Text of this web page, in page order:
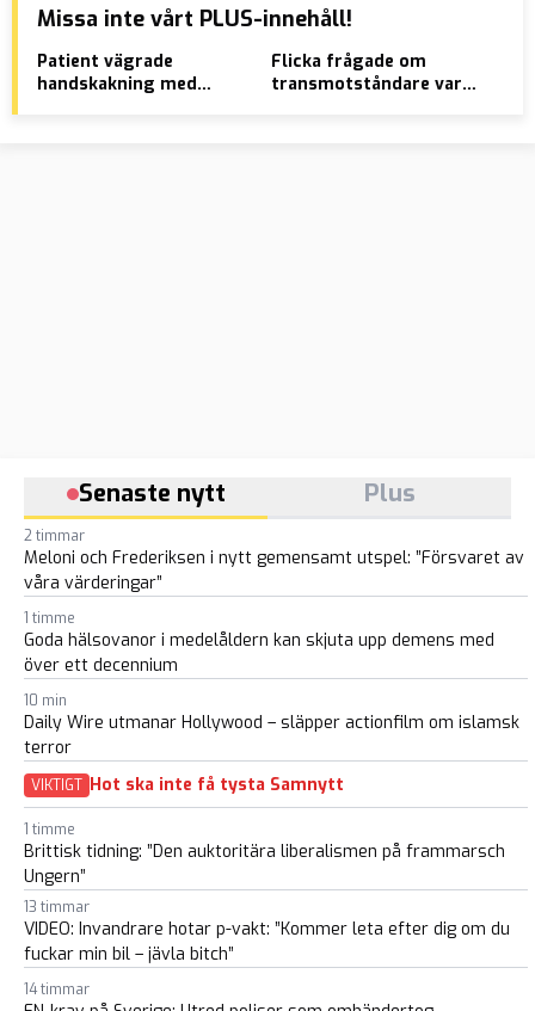
Missa inte vårt PLUS-innehåll!
Patient vägrade
handskakning med
Flicka frågade om
transmotståndare var
Senaste nytt Plus
2 timmar
Meloni och Frederiksen i nytt gemensamt utspel: ”Försvaret av
våra värderingar”
1 timme
Goda hälsovanor i medelåldern kan skjuta upp demens med
över ett decennium
10 min
Daily Wire utmanar Hollywood – släpper actionfilm om islamsk
terror
VIKTIGT Hot ska inte få tysta Samnytt
1 timme
Brittisk tidning: ”Den auktoritära liberalismen på frammarsch
Ungern”
13 timmar
VIDEO: Invandrare hotar p-vakt: ”Kommer leta efter dig om du
fuckar min bil – jävla bitch”
14 timmar